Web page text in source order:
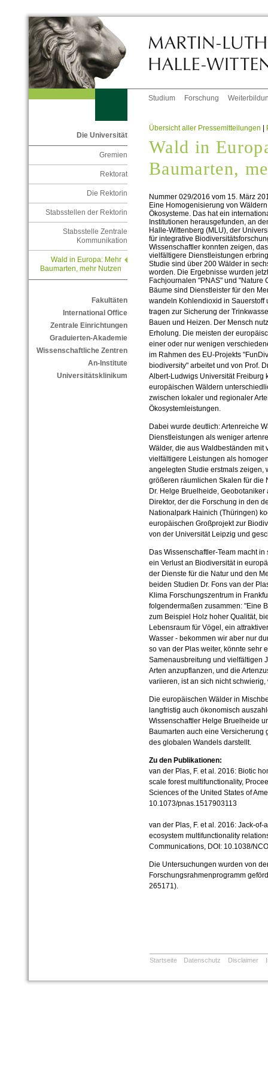
Studium Forschung
Die Universität
Gremien
Rektorat
Die Rektorin
Stabsstellen der Rektorin
Stabsstelle Zentrale
Kommunikation
Wald in Europa: Mehr
Baumarten, mehr Nutzen
Fakultäten
International Office
Zentrale Einrichtungen
Graduierten-Akademie
Wissenschaftliche Zentren
An-Institute
Universitätsklinikum
Übersicht aller Pressemitteilungen |
Wald in
Baumarten,
Nummer 029/2016 vom 15. März
Eine Homogenisierung von
Ökosysteme. Das hat ein
Institutionen herausgefunden, an
Halle-Wittenberg (MLU), der
für integrative
Wissenschaftler konnten zeigen,
vielfältigere Dienstleistungen
Studie sind über 200 Wälder in
worden. Die Ergebnisse wurden
Fachjournalen "PNAS" und "Nature
Bäume sind Dienstleister für den
wandeln Kohlendioxid in Sauerstoff
tragen zur Sicherung der
Bauen und Heizen. Der Mensch
Erholung. Die meisten der
einer oder nur wenigen
im Rahmen des EU-Projekts
biodiversity" arbeitet und von Prof.
Albert-Ludwigs Universität Freiburg
europäischen Wäldern
zwischen lokaler und regionaler
Ökosystemleistungen.
Dabei wurde deutlich: Artenreiche
Dienstleistungen als weniger
Wälder, die aus Waldbeständen mit
vielfältigere Leistungen als
angelegten Studie erstmals
größeren räumlichen Skalen für die
Dr. Helge Bruelheide,
Direktor, der die Forschung in den
Nationalpark Hainich (Thüringen)
europäischen Großprojekt zur
von der Universität Leipzig und
Das Wissenschaftler-Team macht
ein Verlust an Biodiversität in
der Dienste für die Natur und den
beiden Studien Dr. Fons van der
Klima Forschungszentrum in
folgendermaßen zusammen: "Eine
zum Beispiel Holz hoher Qualität,
Lebensraum für Vögel, ein
Wasser - bekommen wir aber nur
so van der Plas weiter, könnte sehr
Samenausbreitung und vielfältigen
Arten anzupflanzen, und die
variieren, ist an sich nicht
Die europäischen Wälder in
langfristig auch ökonomisch
Wissenschaftler Helge Bruelheide
Baumarten auch eine
des globalen Wandels darstellt.
Zu den Publikationen:
van der Plas, F. et al. 2016: Biotic
scale forest multifunctionality,
Sciences of the United States of
10.1073/pnas.1517903113
van der Plas, F. et al. 2016: Jack-
ecosystem multifunctionality
Communications, DOI: 10.1038/
Die Untersuchungen wurden von
Forschungsrahmenprogramm
265171).
Startseite Datenschutz Disclaimer